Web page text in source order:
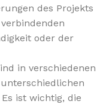
des Projekts
oder der
in verschiedenen
ist wichtig, die